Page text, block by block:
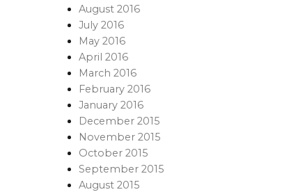
August 2016
July 2016
May 2016
April 2016
March 2016
February 2016
January 2016
December 2015
November 2015
October 2015
September 2015
August 2015